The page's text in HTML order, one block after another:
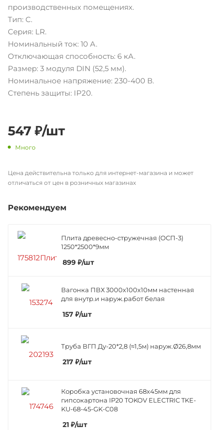
производственных помещениях.
Тип: С.
Серия: LR.
Номинальный ток: 10 А.
Отключающая способность: 6 кА.
Размер: 3 модуля DIN (52,5 мм).
Номинальное напряжение: 230-400 В.
Степень защиты: IP20.
547 ₽/шт
Много
Цена действительна только для интернет-магазина и может
отличаться от цен в розничных магазинах
Рекомендуем
Плита древесно-стружечная (ОСП-3)
1250*2500*9мм
899 ₽/шт
Вагонка ПВХ 3000х100х10мм настенная
для внутр.и наруж.работ белая
157 ₽/шт
Труба ВГП Ду-20*2,8 (≈1,5м) наруж.Ø26,8мм
217 ₽/шт
Коробка установочная 68х45мм для
гипсокартона IP20 TOKOV ELECTRIC TKE-
KU-68-45-GK-C08
21 ₽/шт